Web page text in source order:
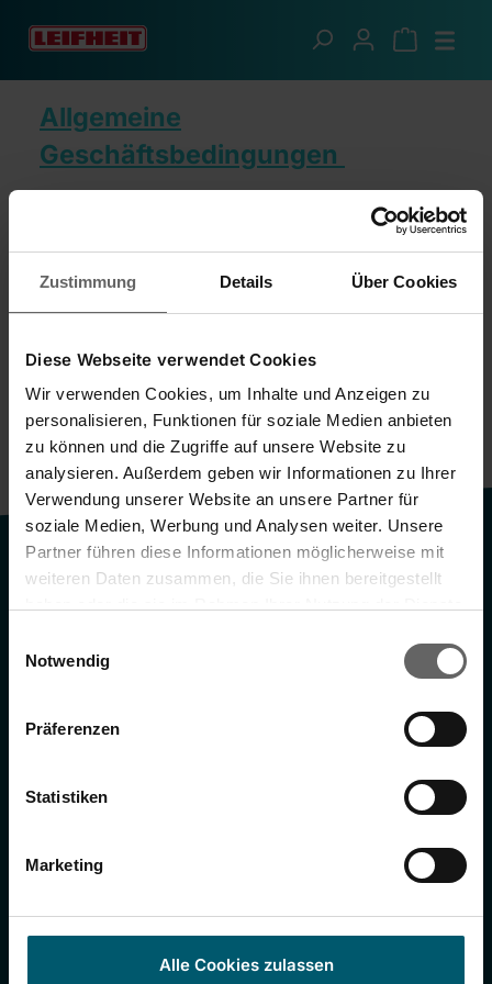
Zustimmung Details Über Cookies
Diese Webseite verwendet Cookies
Wir verwenden Cookies, um Inhalte und Anzeigen zu
personalisieren, Funktionen für soziale Medien anbieten
zu können und die Zugriffe auf unsere Website zu
analysieren. Außerdem geben wir Informationen zu Ihrer
Verwendung unserer Website an unsere Partner für
soziale Medien, Werbung und Analysen weiter. Unsere
Partner führen diese Informationen möglicherweise mit
weiteren Daten zusammen, die Sie ihnen bereitgestellt
Cookies, wenn Sie unsere Webseite weiterhin nutzen.
Notwendig
Präferenzen
Statistiken
Marketing
Alle Cookies zulassen
Zum Hauptinhalt springen
Allgemeine
Geschäftsbedingungen
Datenschutzbestimmungen
Cookie Richtlinie
Impressum
Batteriegesetz
Informationen
Services